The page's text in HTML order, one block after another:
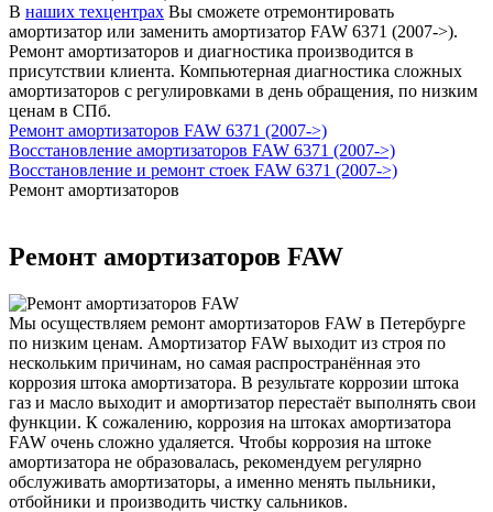
В наших техцентрах Вы сможете отремонтировать
амортизатор или заменить амортизатор FAW 6371 (2007->).
Ремонт амортизаторов и диагностика производится в
присутствии клиента. Компьютерная диагностика сложных
амортизаторов с регулировками в день обращения, по низким
ценам в СПб.
Ремонт амортизаторов FAW 6371 (2007->)
Восстановление амортизаторов FAW 6371 (2007->)
Восстановление и ремонт стоек FAW 6371 (2007->)
Ремонт амортизаторов
Ремонт амортизаторов FAW
Мы осуществляем ремонт амортизаторов FAW в Петербурге
по низким ценам. Амортизатор FAW выходит из строя по
нескольким причинам, но самая распространённая это
коррозия штока амортизатора. В результате коррозии штока
газ и масло выходит и амортизатор перестаёт выполнять свои
функции. К сожалению, коррозия на штоках амортизатора
FAW очень сложно удаляется. Чтобы коррозия на штоке
амортизатора не образовалась, рекомендуем регулярно
обслуживать амортизаторы, а именно менять пыльники,
отбойники и производить чистку сальников.